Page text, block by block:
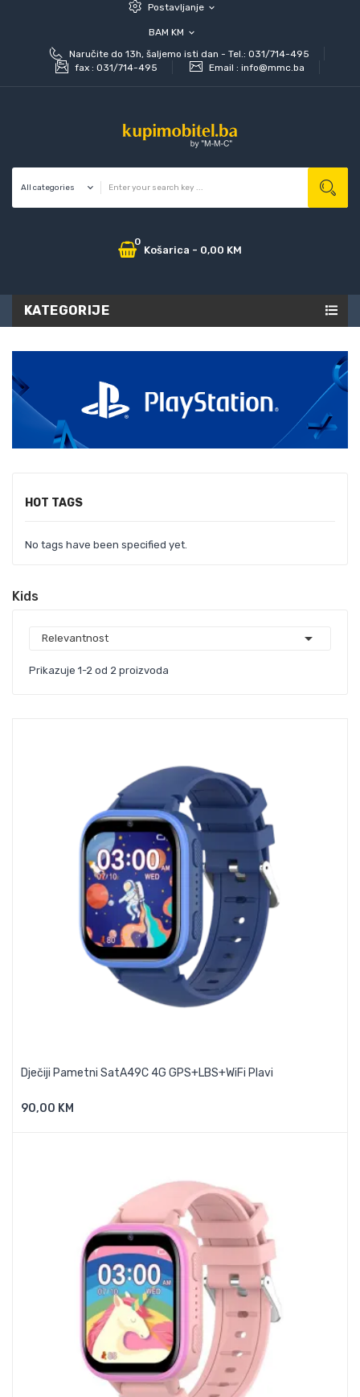
Postavljanje expand_more
BAM KM expand_more
Naručite do 13h, šaljemo isti dan - Tel.: 031/714-495
fax : 031/714-495 Email : info@mmc.ba
Košarica
0
- 0,00 KM
KATEGORIJE
HOT TAGS
No tags have been specified yet.
Kids
Relevantnost 
Prikazuje 1-2 od 2 proizvoda
Dječiji Pametni SatA49C 4G GPS+LBS+WiFi Plavi
90,00 KMDodaj U Košaricu